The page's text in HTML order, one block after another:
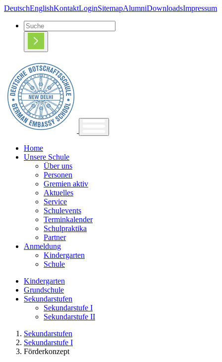
DeutschEnglishKontaktLoginSitemapAlumniDownloadsImpressum
Home
Unsere Schule
Über uns
Personen
Gremien aktiv
Aktuelles
Service
Schulevents
Terminkalender
Schulpraktika
Partner
Anmeldung
Kindergarten
Schule
Kindergarten
Grundschule
Sekundarstufen
Sekundarstufe I
Sekundarstufe II
Sekundarstufen
Sekundarstufe I
Förderkonzept